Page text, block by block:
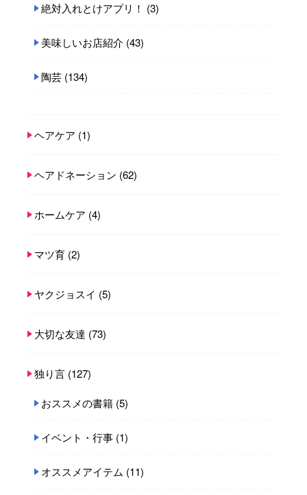
絶対入れとけアプリ！ (3)
美味しいお店紹介 (43)
陶芸 (134)
ヘアケア (1)
ヘアドネーション (62)
ホームケア (4)
マツ育 (2)
ヤクジョスイ (5)
大切な友達 (73)
独り言 (127)
おススメの書籍 (5)
イベント・行事 (1)
オススメアイテム (11)